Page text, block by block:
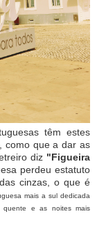
têm estes
como que a dar as
diz "Figueira
perdeu estatuto
cinzas, o que é
mais a sul dedicada
e as noites mais